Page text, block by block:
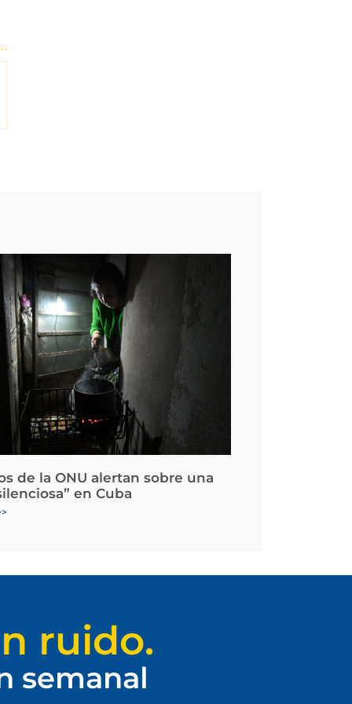
de la ONU alertan sobre una
en Cuba
ruido.
semanal